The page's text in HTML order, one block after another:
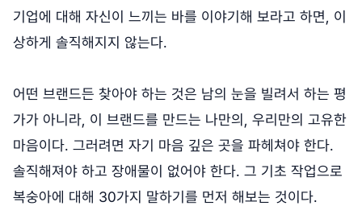
기업에 대해 자신이 느끼는 바를 이야기해 보라고 하면, 이
상하게 솔직해지지 않는다.
어떤 브랜드든 찾아야 하는 것은 남의 눈을 빌려서 하는 평
가가 아니라, 이 브랜드를 만드는 나만의, 우리만의 고유한
마음이다. 그러려면 자기 마음 깊은 곳을 파헤쳐야 한다.
솔직해져야 하고 장애물이 없어야 한다. 그 기초 작업으로
복숭아에 대해 30가지 말하기를 먼저 해보는 것이다.